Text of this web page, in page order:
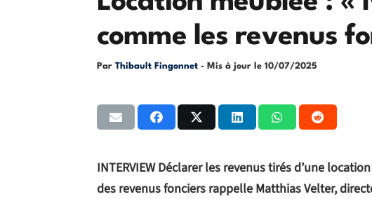
comme les revenus
Par Thibault Fingonnet - Mis à jour le 10/07/2025
INTERVIEW Déclarer les revenus tirés d’une
des revenus fonciers rappelle Matthias Velter,